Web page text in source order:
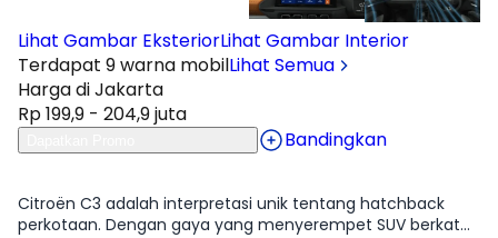
Lihat Gambar EksteriorLihat Gambar Interior
Terdapat 9 warna mobilLihat Semua
Harga di Jakarta
Rp 199,9 - 204,9 juta
Bandingkan
Citroën C3 adalah interpretasi unik tentang hatchback
perkotaan. Dengan gaya yang menyerempet SUV berkat